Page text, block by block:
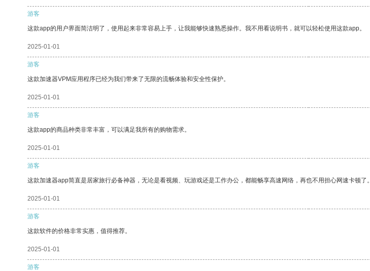
游客
这款app的用户界面简洁明了，使用起来非常容易上手，让我能够快速熟悉操作。我不用看说明书，就可以轻松使用这款app。
2025-01-01
游客
这款加速器VPM应用程序已经为我们带来了无限的流畅体验和安全性保护。
2025-01-01
游客
这款app的商品种类非常丰富，可以满足我所有的购物需求。
2025-01-01
游客
这款加速器app简直是居家旅行必备神器，无论是看视频、玩游戏还是工作办公，都能畅享高速网络，再也不用担心网速卡顿了。
2025-01-01
游客
这款软件的价格非常实惠，值得推荐。
2025-01-01
游客